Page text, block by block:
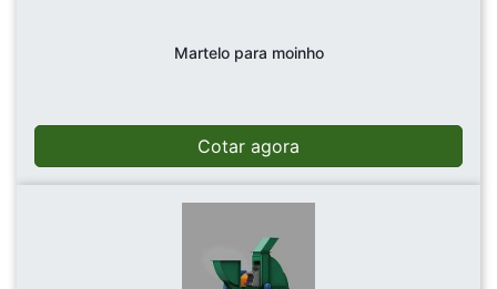
Martelo para moinho
Cotar agora